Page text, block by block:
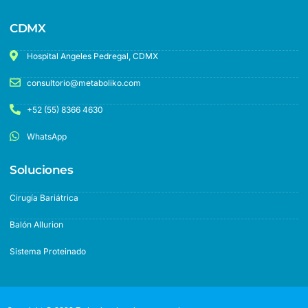
CDMX
Hospital Angeles Pedregal, CDMX
consultorio@metaboliko.com
+52 (55) 8366 4630
WhatsApp
Soluciones
Cirugía Bariátrica
Balón Allurion
Sistema Proteinado